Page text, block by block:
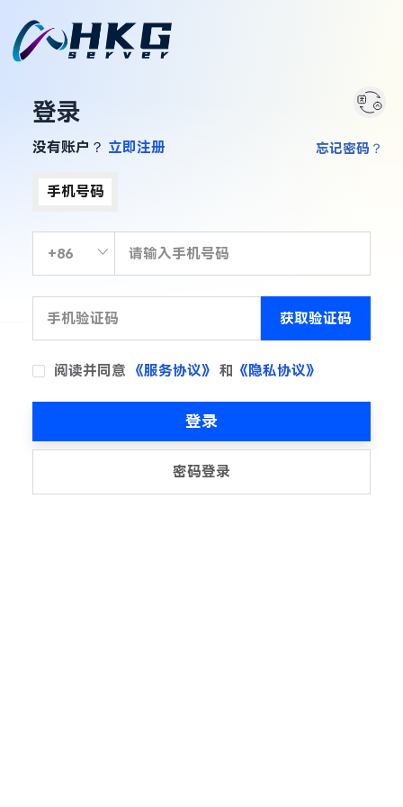
登录
没有账户？ 立即注册
手机号码
获取验证码
阅读并同意 《服务协议》 和 《隐私协议》
忘记密码？
登录
密码登录